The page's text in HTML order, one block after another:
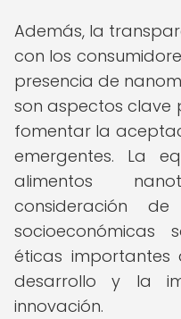
Además, la
con los
presencia de
son aspectos clave
fomentar la
emergentes. La
alimentos
consideración de
socioeconómicas
éticas
desarrollo y la
innovación.